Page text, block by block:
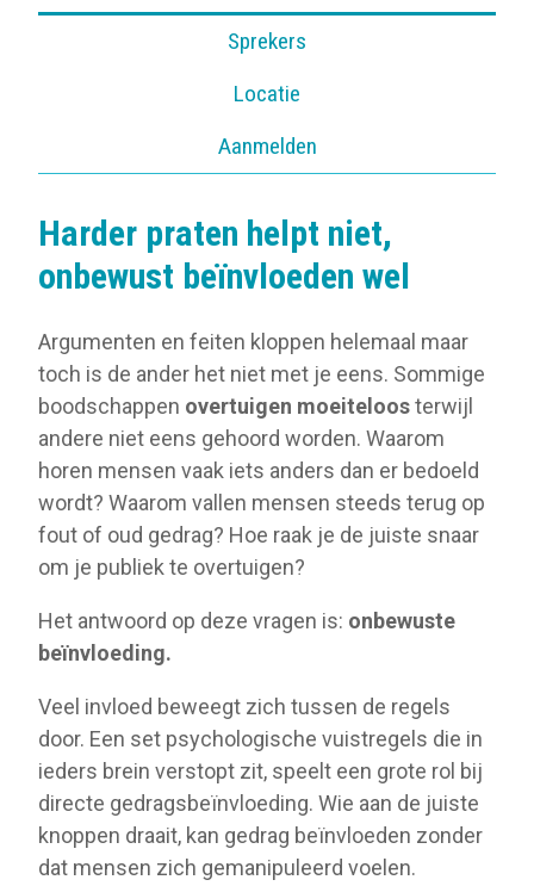
Sprekers
Locatie
Aanmelden
Harder praten helpt niet,
onbewust beïnvloeden wel
Argumenten en feiten kloppen helemaal maar
toch is de ander het niet met je eens. Sommige
boodschappen overtuigen moeiteloosterwijl
andere niet eens gehoord worden. Waarom
horen mensen vaak iets anders dan er bedoeld
wordt? Waarom vallen mensen steeds terug op
fout of oud gedrag? Hoe raak je de juiste snaar
om je publiek te overtuigen?
Het antwoord op deze vragen is: onbewuste
beïnvloeding.
Veel invloed beweegt zich tussen de regels
door. Een set psychologische vuistregels die in
ieders brein verstopt zit, speelt een grote rol bij
directe gedragsbeïnvloeding. Wie aan de juiste
knoppen draait, kan gedrag beïnvloeden zonder
dat mensen zich gemanipuleerd voelen.